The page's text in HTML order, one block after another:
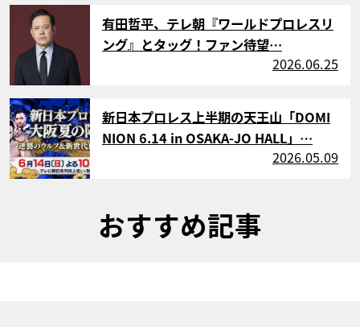
サムネイル
有田哲平、テレ朝『ワールドプロレスリ
ング』とタッグ！ファン待望…
2026.06.25
サムネイル
新日本プロレス上半期の天王山「DOMI
NION 6.14 in OSAKA-JO HALL」…
2026.05.09
おすすめ記事